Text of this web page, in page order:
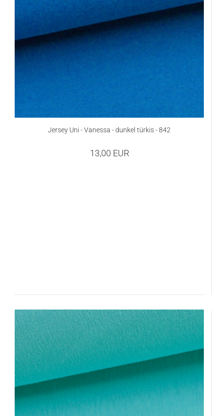
Jersey Uni - Vanessa - dunkel türkis - 842
13,00 EUR